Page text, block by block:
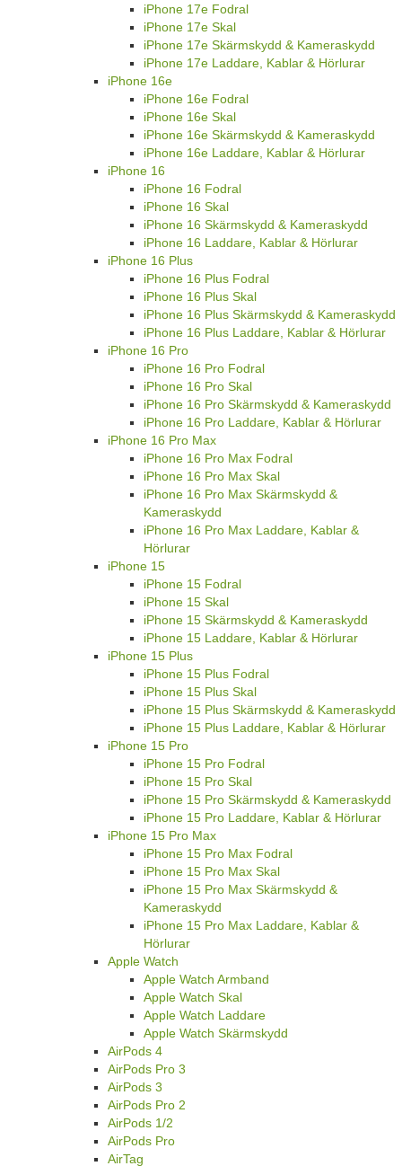
iPhone 17e Fodral
iPhone 17e Skal
iPhone 17e Skärmskydd & Kameraskydd
iPhone 17e Laddare, Kablar & Hörlurar
iPhone 16e
iPhone 16e Fodral
iPhone 16e Skal
iPhone 16e Skärmskydd & Kameraskydd
iPhone 16e Laddare, Kablar & Hörlurar
iPhone 16
iPhone 16 Fodral
iPhone 16 Skal
iPhone 16 Skärmskydd & Kameraskydd
iPhone 16 Laddare, Kablar & Hörlurar
iPhone 16 Plus
iPhone 16 Plus Fodral
iPhone 16 Plus Skal
iPhone 16 Plus Skärmskydd & Kameraskydd
iPhone 16 Plus Laddare, Kablar & Hörlurar
iPhone 16 Pro
iPhone 16 Pro Fodral
iPhone 16 Pro Skal
iPhone 16 Pro Skärmskydd & Kameraskydd
iPhone 16 Pro Laddare, Kablar & Hörlurar
iPhone 16 Pro Max
iPhone 16 Pro Max Fodral
iPhone 16 Pro Max Skal
iPhone 16 Pro Max Skärmskydd &
Kameraskydd
iPhone 16 Pro Max Laddare, Kablar &
Hörlurar
iPhone 15
iPhone 15 Fodral
iPhone 15 Skal
iPhone 15 Skärmskydd & Kameraskydd
iPhone 15 Laddare, Kablar & Hörlurar
iPhone 15 Plus
iPhone 15 Plus Fodral
iPhone 15 Plus Skal
iPhone 15 Plus Skärmskydd & Kameraskydd
iPhone 15 Plus Laddare, Kablar & Hörlurar
iPhone 15 Pro
iPhone 15 Pro Fodral
iPhone 15 Pro Skal
iPhone 15 Pro Skärmskydd & Kameraskydd
iPhone 15 Pro Laddare, Kablar & Hörlurar
iPhone 15 Pro Max
iPhone 15 Pro Max Fodral
iPhone 15 Pro Max Skal
iPhone 15 Pro Max Skärmskydd &
Kameraskydd
iPhone 15 Pro Max Laddare, Kablar &
Hörlurar
Apple Watch
Apple Watch Armband
Apple Watch Skal
Apple Watch Laddare
Apple Watch Skärmskydd
AirPods 4
AirPods Pro 3
AirPods 3
AirPods Pro 2
AirPods 1/2
AirPods Pro
AirTag